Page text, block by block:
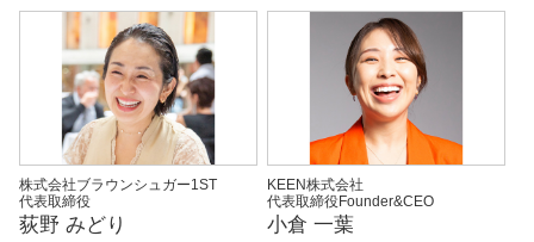
株式会社ブラウンシュガー1ST
代表取締役
荻野 みどり
KEEN株式会社
代表取締役Founder&CEO
小倉 一葉